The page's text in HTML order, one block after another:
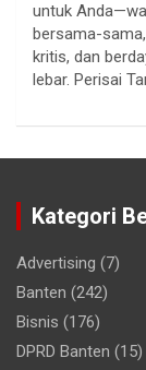
untuk
bersama-
kritis, dan
lebar. Perisai
Kategori
Advertising (7)
Banten (242)
Bisnis (176)
DPRD Banten (15)